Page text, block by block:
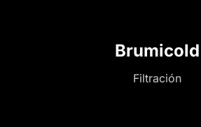
Brumicold
Filtración